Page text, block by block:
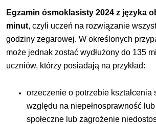
Egzamin ósmoklasisty 2024 z języka
minut, czyli uczeń na rozwiązanie
godziny zegarowej. W określonych
może jednak zostać wydłużony do 135
uczniów, którzy posiadają na przykład:
orzeczenie o potrzebie kształcenia
względu na niepełnosprawność
społeczne lub zagrożenie